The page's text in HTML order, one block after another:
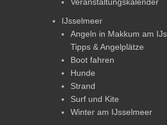
Veranstaltungskalender
IJsselmeer
Angeln in Makkum am
Tipps & Angelplätze
Boot fahren
Hunde
Strand
Surf und Kite
Winter am IJsselmeer